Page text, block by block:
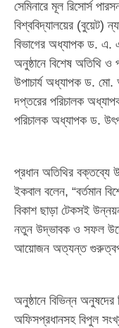
সেমিনারে মূল রিসোর্স
বিশ্ববিদ্যালয়ের (বুয়েট)
বিভাগের অধ্যাপক ড. এ.
অনুষ্ঠানে বিশেষ অতিথি ও
উপাচার্য অধ্যাপক ড. মো.
দপ্তরের পরিচালক
পরিচালক অধ্যাপক ড.
প্রধান অতিথির বক্তব্যে
ইকবাল বলেন, “বর্তমান
বিকাশ ছাড়া টেকসই
নতুন উদ্ভাবক ও সফল
আয়োজন অত্যন্ত
অনুষ্ঠানে বিভিন্ন
অফিসপ্রধানসহ বিপুল